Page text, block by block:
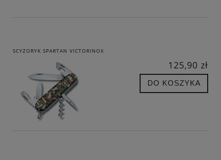
SCYZORYK SPARTAN VICTORINOX
125,90 zł
DO KOSZYKA